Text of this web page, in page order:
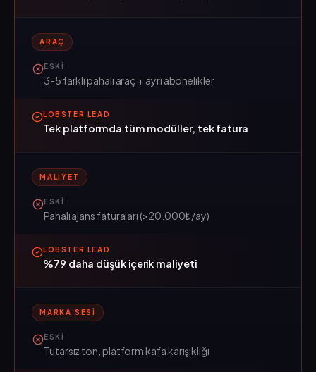
ARAÇ
ESKI
3-5 farklı pahalı araç + ayrı abonelikler
LOBSTER LEAD
Tek platformda tüm modüller, tek fatura
MALIYET
ESKI
Pahalı ajans faturaları (>20.000₺/ay)
LOBSTER LEAD
%79 daha düşük içerik maliyeti
MARKA SESI
ESKI
Tutarsız ton, platform kafa karışıklığı